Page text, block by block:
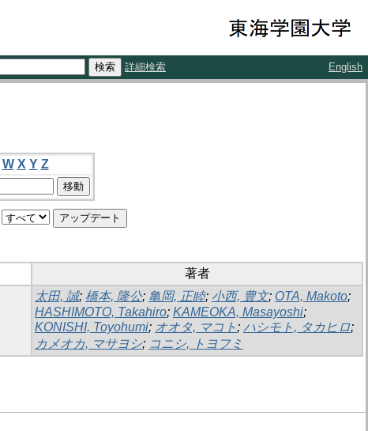
詳細検索 English
W X Y Z
著者
太田, 誠; 橋本, 隆公; 亀岡, 正睦; 小西, 豊文; OTA, Makoto;
HASHIMOTO, Takahiro; KAMEOKA, Masayoshi;
KONISHI, Toyohumi; オオタ, マコト ; ハシモト, タカヒロ;
カメオカ, マサヨシ; コニシ, トヨフミ